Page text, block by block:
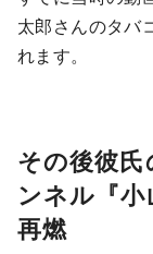
太郎さんのタバ
れます。
その後彼
ンネル『
再燃